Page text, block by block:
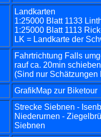
Landkarten
1:25000 Blatt 1133
1:25000 Blatt 1113
LK = Landkarte der
Fahrtrichtung Falls
rauf ca. 20min
(Sind nur
GrafikMap zur Biketour
Strecke Siebnen -
Niederurnen -
Siebnen